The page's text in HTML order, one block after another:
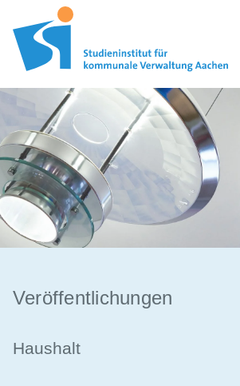
Seminare
Modulare
Lehrgänge
Veröffentlichungen
Haushalt